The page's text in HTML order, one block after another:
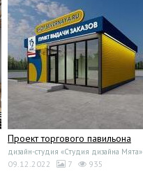
Проект торгового павильона
дизайн-студия «Студия дизайна Мята»
09.12.2022 7 935